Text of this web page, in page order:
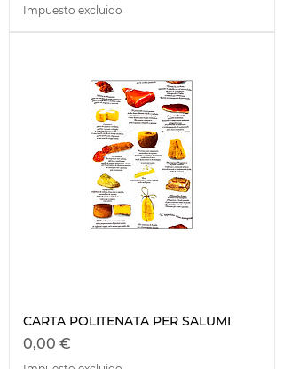
Impuesto excluido
CARTA POLITENATA PER SALUMI
Precio
0,00 €